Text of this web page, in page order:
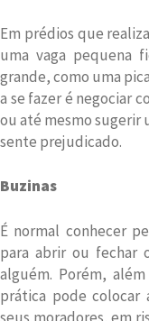
Em prédios que
uma vaga pequena
grande, como uma
a se fazer é negociar
ou até mesmo sugerir
sente prejudicado.
Buzinas
É normal conhecer
para abrir ou fechar
alguém. Porém,
prática pode colocar